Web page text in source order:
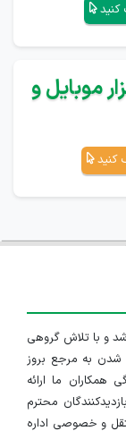
کنید
موبایل و
کنید
۱۳۹۱/۱/۱۰ راه اندازی شد و با تلاش گروهی
شدن به مرجع بروز
ما ارائه
محترم
و خصوصی اداره